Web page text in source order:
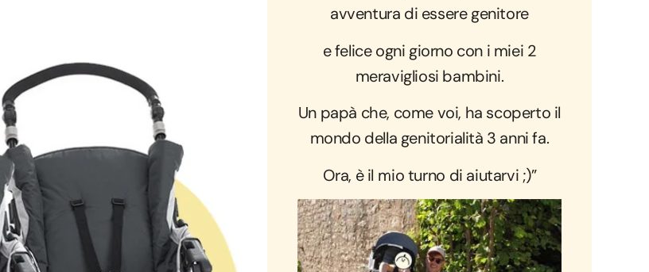
avventura di essere genitore
e felice ogni giorno con i miei 2
meravigliosi bambini.
Un papà che, come voi, ha scoperto il
mondo della genitorialità 3 anni fa.
Ora, è il mio turno di aiutarvi ;)”